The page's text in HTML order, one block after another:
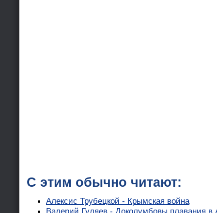
С этим обычно читают:
Алексис Трубецкой - Крымская война